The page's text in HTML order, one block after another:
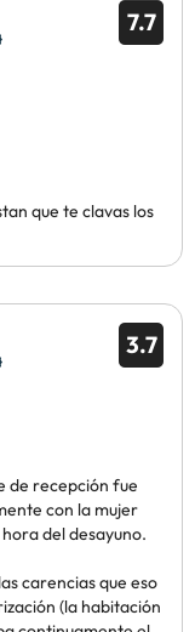
7.7
que te clavas los
3.7
de recepción fue
con la mujer
del desayuno.
carencias que eso
(la habitación